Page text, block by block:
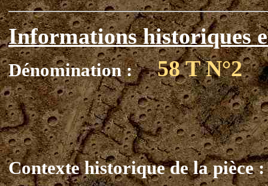
Informations historiques
Dénomination : 58 T N°2
Contexte historique de la pièce :